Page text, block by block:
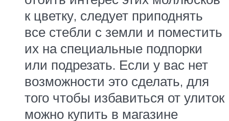
к цветку, следует приподнять
все стебли с земли и поместить
их на специальные подпорки
или подрезать. Если у вас нет
возможности это сделать, для
того чтобы избавиться от улиток
можно купить в магазине